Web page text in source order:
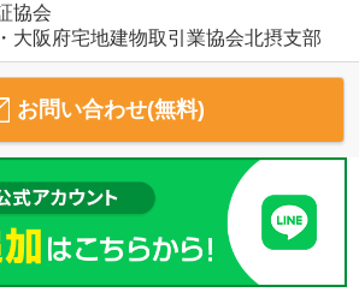
協会
・大阪府宅地建物取引業協会北摂支部
お問い合わせ(無料)